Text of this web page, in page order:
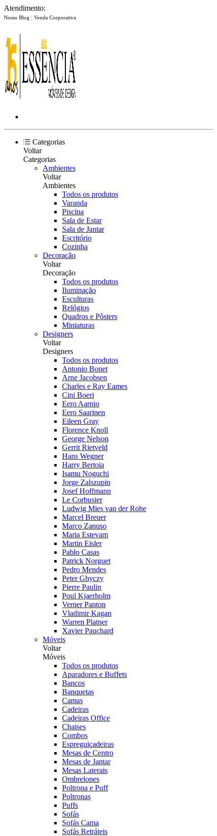
Atendimento:
Nosso Blog | Venda Corporativa
Categorias
Voltar
Categorias
Ambientes
Voltar
Ambientes
Todos os produtos
Varanda
Piscina
Sala de Estar
Sala de Jantar
Escritório
Cozinha
Decoração
Voltar
Decoração
Todos os produtos
Iluminação
Esculturas
Relógios
Quadros e Pôsters
Miniaturas
Designers
Voltar
Designers
Todos os produtos
Antonio Bonet
Arne Jacobsen
Charles e Ray Eames
Cini Boeri
Eero Aarnio
Eero Saarinen
Eileen Gray
Florence Knoll
George Nelson
Gerrit Rietveld
Hans Wegner
Harry Bertoia
Isamu Noguchi
Jorge Zalszupin
Josef Hoffmann
Le Corbusier
Ludwig Mies van der Rohe
Marcel Breuer
Marco Zanuso
Maria Estevam
Martin Eisler
Pablo Casas
Patrick Norguet
Pedro Mendes
Peter Ghyczy
Pierre Paulin
Poul Kjaerholm
Verner Panton
Vladimir Kagan
Warren Platner
Xavier Pauchard
Móveis
Voltar
Móveis
Todos os produtos
Aparadores e Buffets
Bancos
Banquetas
Camas
Cadeiras
Cadeiras Office
Chaises
Combos
Espreguiçadeiras
Mesas de Centro
Mesas de Jantar
Mesas Laterais
Ombrelones
Poltrona e Puff
Poltronas
Puffs
Sofás
Sofás Cama
Sofás Retráteis